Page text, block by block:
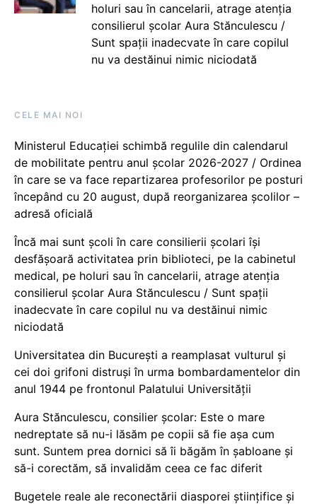
holuri sau în cancelarii, atrage atenția
consilierul școlar Aura Stănculescu /
Sunt spații inadecvate în care copilul
nu va destăinui nimic niciodată
CELE MAI NOI
Ministerul Educației schimbă regulile din calendarul
de mobilitate pentru anul școlar 2026-2027 / Ordinea
în care se va face repartizarea profesorilor pe posturi
începând cu 20 august, după reorganizarea școlilor –
adresă oficială
Încă mai sunt școli în care consilierii școlari își
desfășoară activitatea prin biblioteci, pe la cabinetul
medical, pe holuri sau în cancelarii, atrage atenția
consilierul școlar Aura Stănculescu / Sunt spații
inadecvate în care copilul nu va destăinui nimic
niciodată
Universitatea din București a reamplasat vulturul și
cei doi grifoni distruși în urma bombardamentelor din
anul 1944 pe frontonul Palatului Universității
Aura Stănculescu, consilier școlar: Este o mare
nedreptate să nu-i lăsăm pe copii să fie așa cum
sunt. Suntem prea dornici să îi băgăm în șabloane și
să-i corectăm, să invalidăm ceea ce fac diferit
Bugetele reale ale reconectării diasporei științifice și